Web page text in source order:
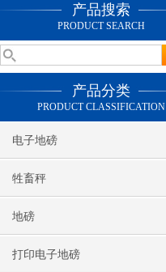
产品搜索
PRODUCT SEARCH
产品分类
PRODUCT CLASSIFICATION
电子地磅
牲畜秤
地磅
打印电子地磅